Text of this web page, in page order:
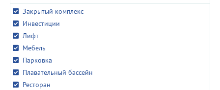
Закрытый комплекс
Инвестиции
Лифт
Мебель
Парковка
Плавательный бассейн
Ресторан